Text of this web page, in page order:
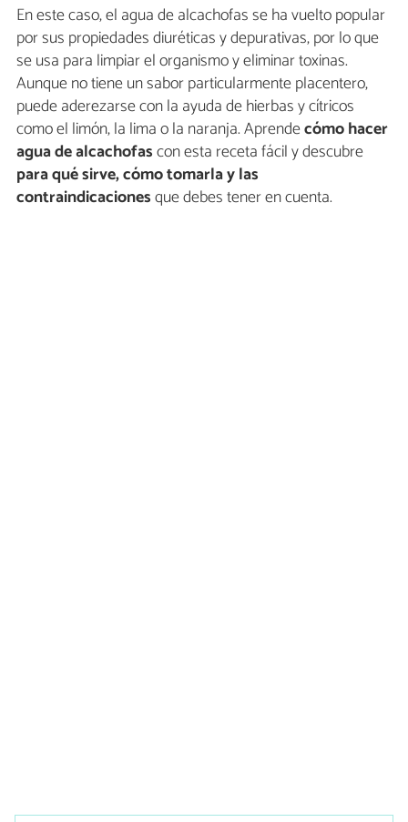
En este caso, el agua de alcachofas se ha vuelto popular
por sus propiedades diuréticas y depurativas, por lo que
se usa para limpiar el organismo y eliminar toxinas.
Aunque no tiene un sabor particularmente placentero,
puede aderezarse con la ayuda de hierbas y cítricos
como el limón, la lima o la naranja. Aprendecómo hacer
agua de alcachofascon esta receta fácil y descubre
para qué sirve, cómo tomarla y las
contraindicacionesque debes tener en cuenta.